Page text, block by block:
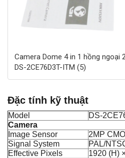
Camera Dome 4 in 1 hồng ngoại
DS-2CE76D3T-ITM (5)
Đặc tính kỹ thuật
Model
DS-
Camera
Image Sensor
2MP
Signal System
PAL/
Effective Pixels
1920 (H)